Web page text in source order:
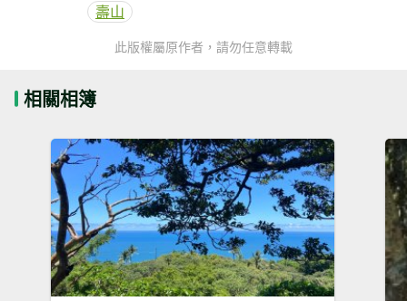
壽山
此版權屬原作者，請勿任意轉載
相關相簿